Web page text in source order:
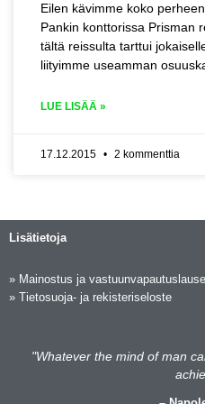
Eilen kävimme koko
Pankin konttorissa Prisman
tältä reissulta tarttui
liityimme useamman
LUE LISÄÄ »
17.12.2015 2 kommenttia
Lisätietoja
» Mainostus ja
» Tietosuoja- ja rekisteriseloste
"Whatever the mind of man